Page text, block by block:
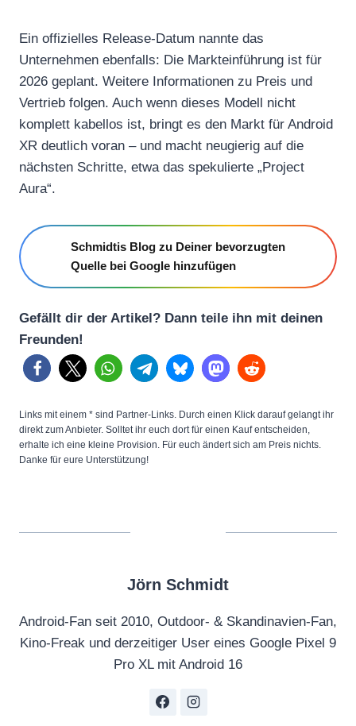
Ein offizielles Release-Datum nannte das
Unternehmen ebenfalls: Die Markteinführung ist für
2026 geplant. Weitere Informationen zu Preis und
Vertrieb folgen. Auch wenn dieses Modell nicht
komplett kabellos ist, bringt es den Markt für Android
XR deutlich voran – und macht neugierig auf die
nächsten Schritte, etwa das spekulierte „Project
Aura“.
Schmidtis Blog zu Deiner bevorzugten
Quelle bei Google hinzufügen
Gefällt dir der Artikel? Dann teile ihn mit deinen
Freunden!
Links mit einem * sind Partner-Links. Durch einen Klick darauf gelangt ihr
direkt zum Anbieter. Solltet ihr euch dort für einen Kauf entscheiden,
erhalte ich eine kleine Provision. Für euch ändert sich am Preis nichts.
Danke für eure Unterstützung!
Jörn Schmidt
Android-Fan seit 2010, Outdoor- & Skandinavien-Fan,
Kino-Freak und derzeitiger User eines Google Pixel 9
Pro XL mit Android 16